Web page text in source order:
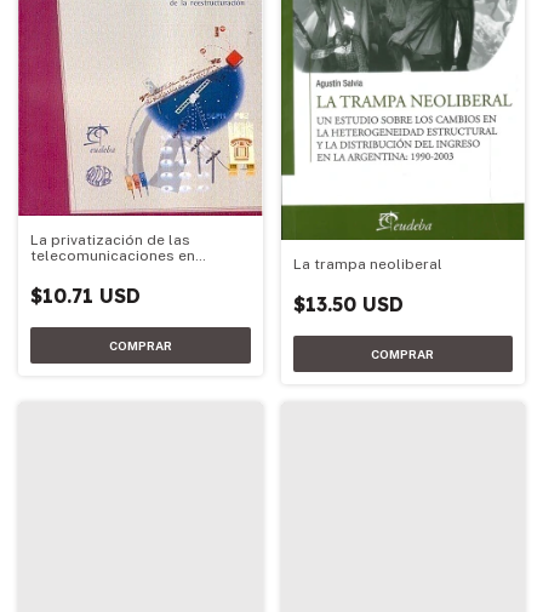
La privatización de las
telecomunicaciones en
$10.71 USD
La trampa neoliberal
$13.50 USD